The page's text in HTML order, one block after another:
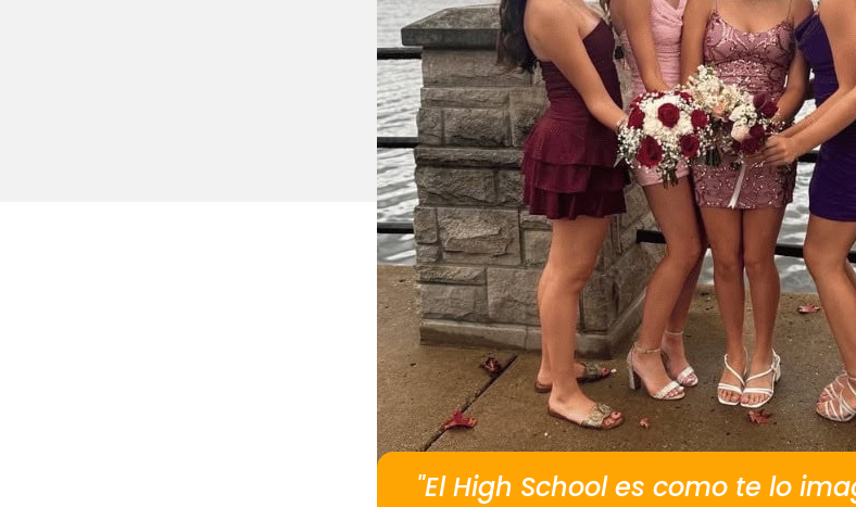
"El High School es como te lo